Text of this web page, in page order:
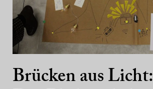
Brücken aus Licht: